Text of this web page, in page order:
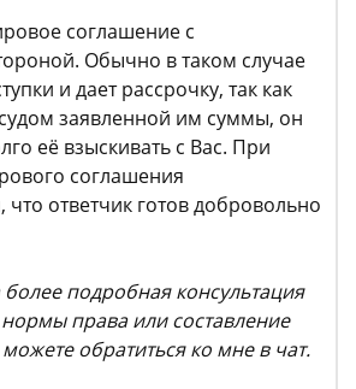
соглашение с
Обычно в таком случае
и дает рассрочку, так как
заявленной им суммы, он
её взыскивать с Вас. При
соглашения
что ответчик готов добровольно
подробная консультация
права или составление
обратиться ко мне в чат.